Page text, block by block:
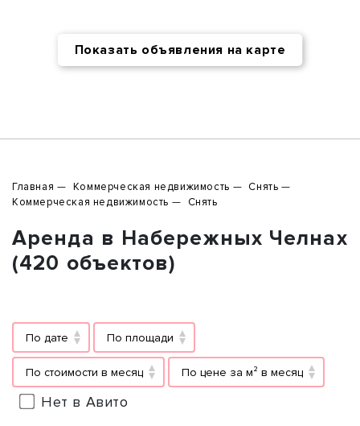
Показать объявления на карте
Главная Коммерческая недвижимость
Снять
Коммерческая недвижимость
Снять
Аренда в Набережных Челнах
(420 объектов)
По дате По площади
По стоимости в месяц По цене за м² в месяц
Нет в Авито